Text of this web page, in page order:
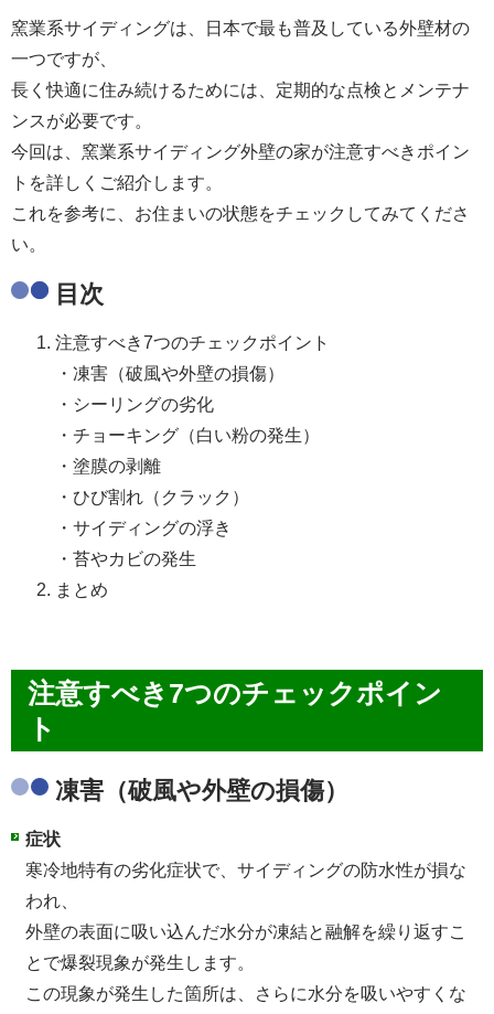
窯業系サイディングは、日本で最も普及している外壁材の
一つですが、
長く快適に住み続けるためには、定期的な点検とメンテナ
ンスが必要です。
今回は、窯業系サイディング外壁の家が注意すべきポイン
トを詳しくご紹介します。
これを参考に、お住まいの状態をチェックしてみてくださ
い。
目次
注意すべき7つのチェックポイント
・凍害 （破風や外壁の損傷）
・シーリングの劣化
・チョーキング （白い粉の発生）
・塗膜の剥離
・ひび割れ （クラック）
・サイディングの浮き
・苔やカビの発生
まとめ
注意すべき7つのチェックポイン
ト
凍害（破風や外壁の損傷）
症状
寒冷地特有の劣化症状で、サイディングの防水性が損な
われ、
外壁の表面に吸い込んだ水分が凍結と融解を繰り返すこ
とで爆裂現象が発生します。
この現象が発生した箇所は、さらに水分を吸いやすくな